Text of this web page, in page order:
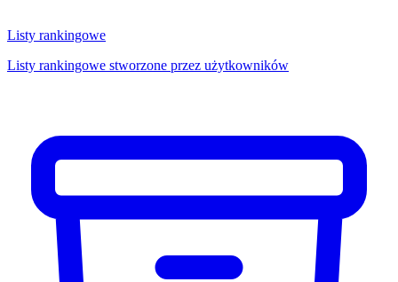
Listy rankingowe
Listy rankingowe stworzone przez użytkowników